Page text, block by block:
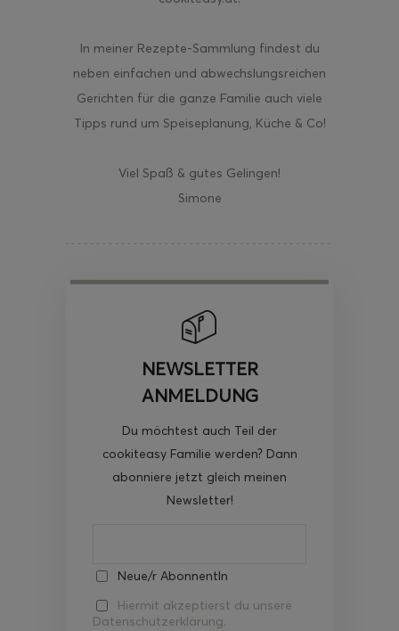
In meiner Rezepte-Sammlung findest du
neben einfachen und abwechslungsreichen
Gerichten für die ganze Familie auch viele
Tipps rund um Speiseplanung, Küche & Co!
Viel Spaß & gutes Gelingen!
Simone
NEWSLETTER
ANMELDUNG
Du möchtest auch Teil der
cookiteasy Familie werden? Dann
abonniere jetzt gleich meinen
Newsletter!
Neue/r AbonnentIn
Hiermit akzeptierst du unsere
Datenschutzerklärung.